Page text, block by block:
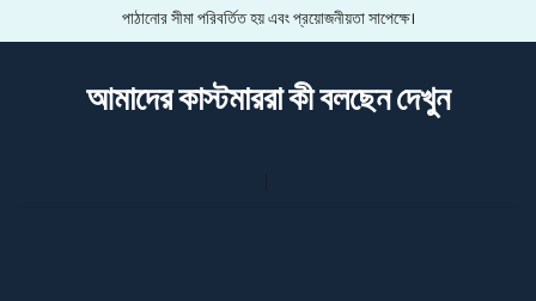
পাঠানোর সীমা পরিবর্তিত হয় এবং প্রয়োজনীয়তা সাপেক্ষে।
আমাদের কাস্টমাররা কী বলছেন দেখুন